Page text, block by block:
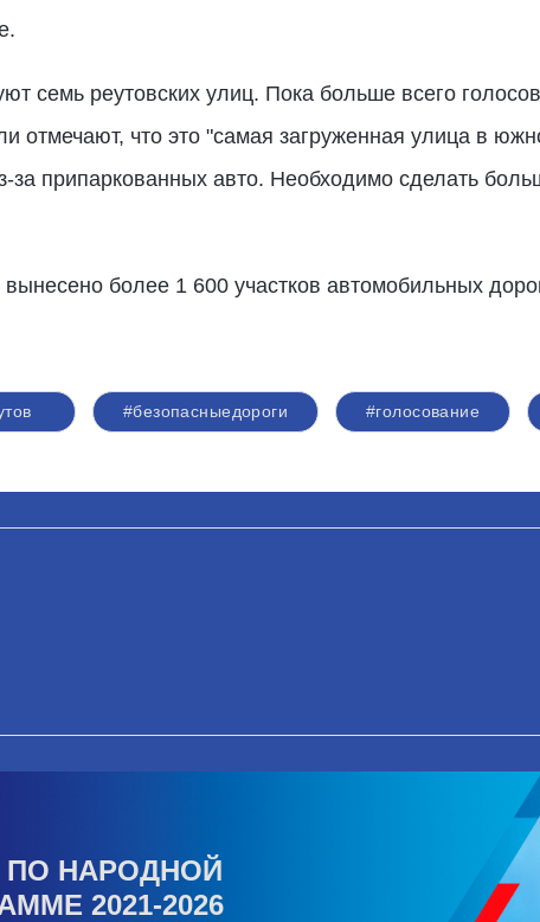
семь реутовских улиц. Пока больше всего
отмечают, что это "самая загруженная улица в
за припаркованных авто. Необходимо сделать
более 1 600 участков автомобильных
#безопасныедороги #голосование
ПО НАРОДНОЙ
2021-2026